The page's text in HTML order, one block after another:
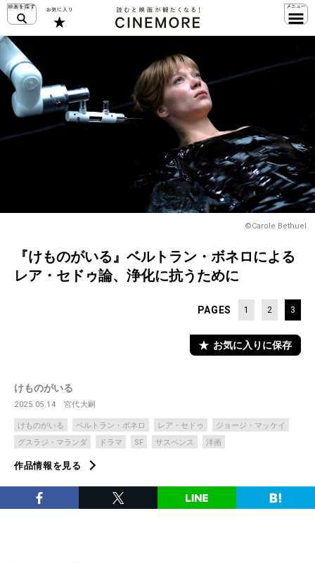
©Carole Bethuel
『けものがいる』ベルトラン・ボネロによる
レア・セドゥ論、浄化に抗うために
PAGES 1 2 3
お気に入りに保存
けものがいる
2025.05.14 宮代大嗣
けものがいる ベルトラン・ボネロ レア・セドゥ
ジョージ・マッケイ
グスラジ・マランダ
ドラマ SF サスペンス 洋画
作品情報を見る